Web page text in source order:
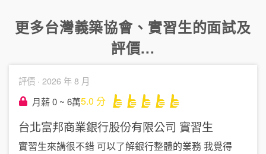
更多台灣義築協會 、 實習生的面試及
評價...
評價 · 2026 年 8 月
月薪 0 ~ 6萬5.0 分
台北富邦商業銀行股份有限公司 實習生
實習生來講很不錯 可以了解銀行整體的業務 我覺得